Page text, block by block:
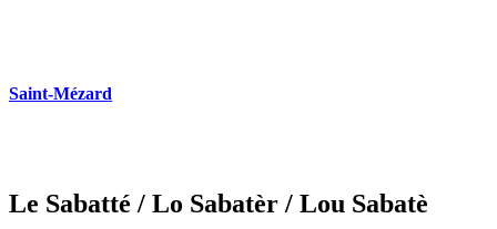
Saint-Mézard
Le Sabatté / Lo Sabatèr / Lou Sabatè